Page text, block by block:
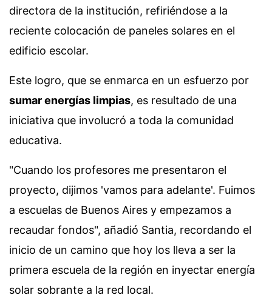
directora de la institución, refiriéndose a la
reciente colocación de paneles solares en el
edificio escolar.
Este logro, que se enmarca en un esfuerzo por
sumar energías limpias, es resultado de una
iniciativa que involucró a toda la comunidad
educativa.
"Cuando los profesores me presentaron el
proyecto, dijimos 'vamos para adelante'. Fuimos
a escuelas de Buenos Aires y empezamos a
recaudar fondos", añadió Santia, recordando el
inicio de un camino que hoy los lleva a ser la
primera escuela de la región en inyectar energía
solar sobrante a la red local.